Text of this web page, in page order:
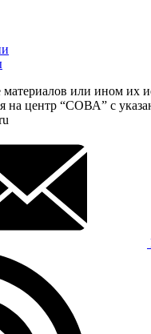
материалов или ином их
на центр “СОВА” с